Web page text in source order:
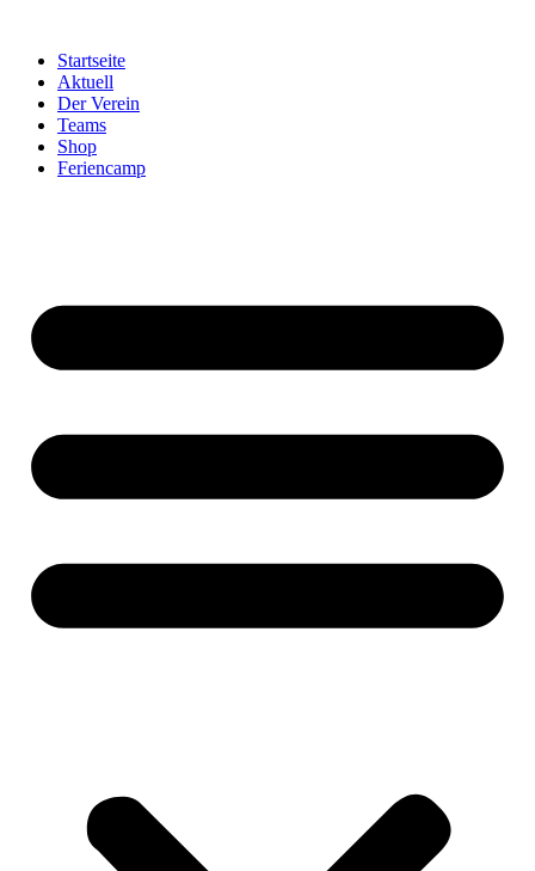
Startseite
Aktuell
Der Verein
Teams
Shop
Feriencamp